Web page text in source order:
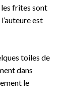
les frites sont
est
toiles de
dans
le